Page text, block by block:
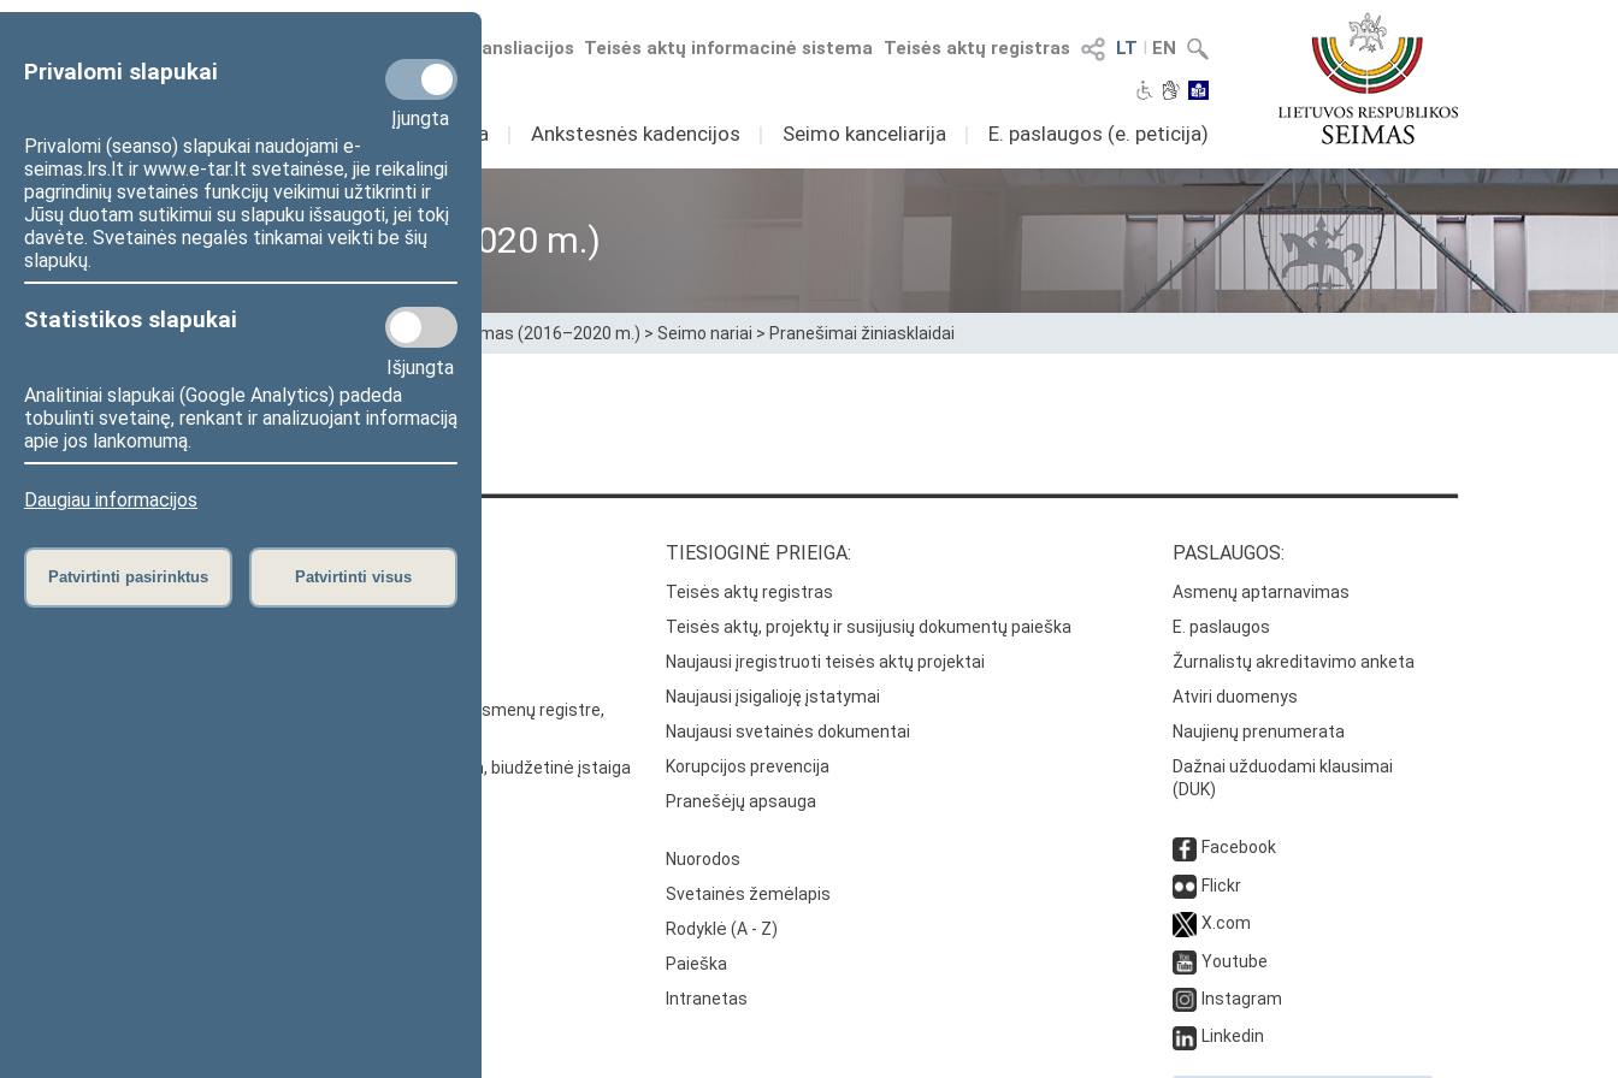
Privalomi slapukai
Įjungta
Privalomi (seanso) slapukai naudojami e-
seimas.lrs.lt ir www.e-tar.lt svetainėse, jie reikalingi
pagrindinių svetainės funkcijų veikimui užtikrinti ir
Jūsų duotam sutikimui su slapuku išsaugoti, jei tokį
davėte. Svetainės negalės tinkamai veikti be šių
slapukų.
Statistikos slapukai
Išjungta
Analitiniai slapukai (Google Analytics) padeda
tobulinti svetainę, renkant ir analizuojant informaciją
apie jos lankomumą.
Daugiau informacijos
Patvirtinti pasirinktus Patvirtinti visus
LT I EN
Teisės aktų registras
Teisės aktų informacinė sistema
Numatomos transliacijos
Sudėtis Veikla I Ankstesnės kadencijos I Seimo kanceliarija I E. paslaugos (e. peticija)
XII Seimas (2016–2020 m.)
Pradžia>Ankstesnės kadencijos > XII Seimas (2016–2020 m.) > Seimo nariai > Pranešimai žiniasklaidai
Puslapis nerastas
KONTAKTAI:
Lietuva
Duomenys kaupiami ir saugomi Juridinių asmenų registre,
© Lietuvos Respublikos Seimo kanceliarija, biudžetinė įstaiga
TIESIOGINĖ PRIEIGA:
Teisės aktų registras
Teisės aktų, projektų ir susijusių dokumentų paieška
Naujausi įregistruoti teisės aktų projektai
Naujausi įsigalioję įstatymai
Naujausi svetainės dokumentai
Korupcijos prevencija
Pranešėjų apsauga
Nuorodos
Svetainės žemėlapis
Rodyklė (A - Z)
Paieška
Intranetas
PASLAUGOS:
Asmenų aptarnavimas
E. paslaugos
Žurnalistų akreditavimo anketa
Atviri duomenys
Naujienų prenumerata
Dažnai užduodami klausimai
(DUK)
Facebook
Flickr
X.com
Youtube
Instagram
Linkedin